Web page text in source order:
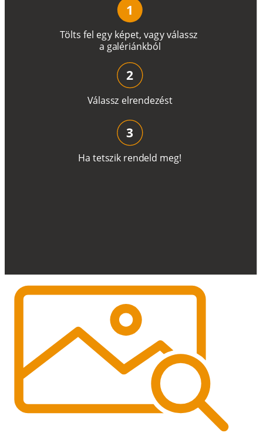
Tölts fel egy képet, vagyválassz
a galériánkból
1
Válassz elrendezést
2
Ha tetszik rendeld meg!
3